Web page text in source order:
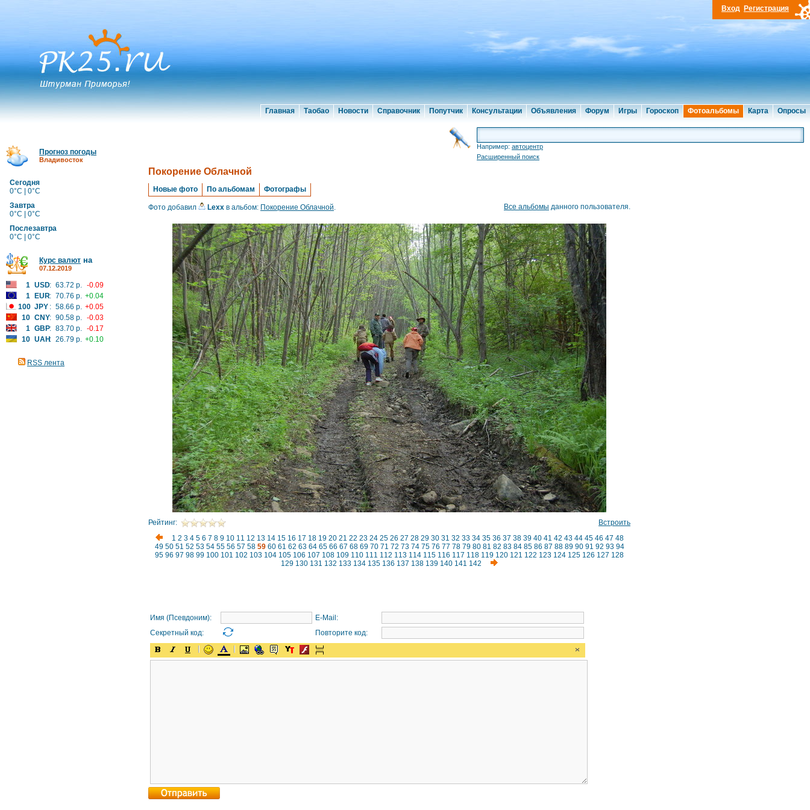
Главная Таобао Новости Справочник Попутчик Консультации Объявления Форум Игры Гороскоп Фотоальбомы Карта Опросы
Вход Регистрация
Прогноз погоды
Владивосток
Сегодня
0°C | 0°C
Завтра
0°C | 0°C
Послезавтра
0°C | 0°C
Курс валют на
07.12.2019
1 USD: 63.72 р. -0.09
1
EUR: 70.76 р. +0.04
100 JPY : 58.66 р. +0.05
10 CNY: 90.58 р. -0.03
1 GBP: 83.70 р. -0.17
10 UAH: 26.79 р. +0.10
RSS лента
Например: автоцентр
Расширенный поиск
Покорение Облачной
Новые фото По альбомам Фотографы
Фото добавил Lexx в альбом: Покорение Облачной. Все альбомы данного пользователя.
Рейтинг:
Встроить
1 2 3 4 5 6 7 8 9 10 11 12 13 14 15 16 17 18 19 20 21 22 23 24 25 26 27 28 29 30 31 32 33 34 35 36 37 38 39 40 41 42 43 44 45 46 47 48
49 50 51 52 53 54 55 56 57 58 59 60 61 62 63 64 65 66 67 68 69 70 71 72 73 74 75 76 77 78 79 80 81 82 83 84 85 86 87 88 89 90 91 92 93 94
95 96 97 98 99 100 101 102 103 104 105 106 107 108 109 110 111 112 113 114 115 116 117 118 119 120 121 122 123 124 125 126 127 128
129 130 131 132 133 134 135 136 137 138 139 140 141 142
Имя (Псевдоним):
E-Mail:
Секретный код:
Повторите код: